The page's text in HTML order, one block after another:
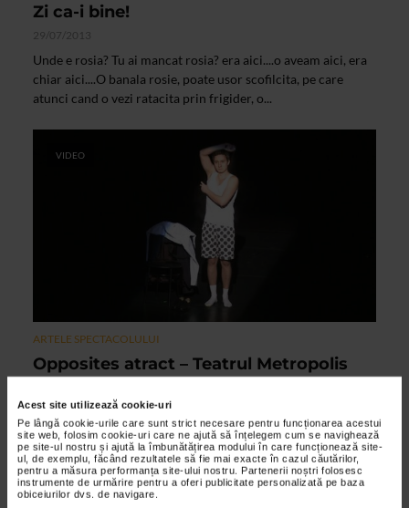
Acest site utilizează cookie-uri
Pe lângă cookie-urile care sunt strict necesare pentru funcționarea acestui
site web, folosim cookie-uri care ne ajută să înțelegem cum se navighează
pe site-ul nostru și ajută la îmbunătățirea modului în care funcționează site-
ul, de exemplu, făcând rezultatele să fie mai exacte în cazul căutărilor,
pentru a măsura performanța site-ului nostru. Partenerii noștri folosesc
instrumente de urmărire pentru a oferi publicitate personalizată pe baza
obiceiurilor dvs. de navigare.
Zi ca-i bine!
29/07/2013
Unde e rosia? Tu ai mancat rosia? era aici....o aveam aici, era
chiar aici....O banala rosie, poate usor scofilcita, pe care
atunci cand o vezi ratacita prin frigider, o...
VIDEO
ARTELE SPECTACOLULUI
Opposites atract – Teatrul Metropolis
Textul lui Bruce Kane le permite celor doi regizori (Florin
Piersic Jr. semneaza si traducerea) sa jongleze cu psihologia
contemporana, sa se joace „de-a v-ati...